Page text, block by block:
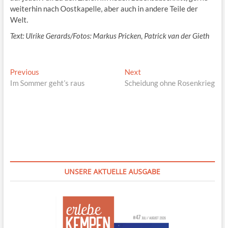
weiterhin nach Oostkapelle, aber auch in andere Teile der
Welt.
Text: Ulrike Gerards/Fotos: Markus Pricken, Patrick van der Gieth
Beitragsnavigation
PreviousPrevious
post:
Im Sommer geht’s raus
Next
post:
Scheidung ohne Rosenkrieg
UNSERE AKTUELLE AUSGABE